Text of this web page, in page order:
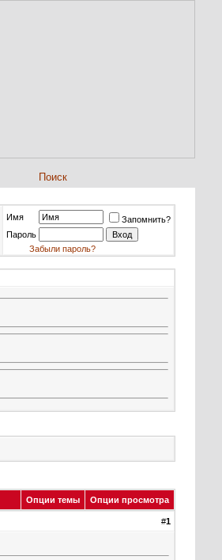
Поиск
Имя
Запомнить?
Пароль
Забыли пароль?
Опции темы Опции просмотра
#1